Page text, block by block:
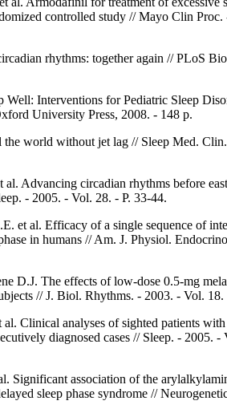
controlled study // Mayo Clin Proc.
rhythms: together again // PLoS
Interventions for Pediatric Sleep
University Press, 2008. - 148 p.
world without jet lag // Sleep Med.
al. Advancing circadian rhythms before
- 2005. - Vol. 28. - P. 33-44.
et al. Efficacy of a single sequence of
in humans // Am. J. Physiol.
D.J. The effects of low-dose 0.5-mg
// J. Biol. Rhythms. - 2003. - Vol. 18.
Clinical analyses of sighted patients
diagnosed cases // Sleep. - 2005. -
Significant association of the
sleep phase syndrome //